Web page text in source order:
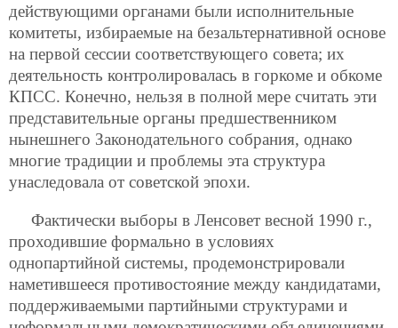
действующими органами были исполнительные
комитеты, избираемые на безальтернативной основе
на первой сессии соответствующего совета; их
деятельность контролировалась в горкоме и обкоме
КПСС. Конечно, нельзя в полной мере считать эти
представительные органы предшественником
нынешнего Законодательного собрания, однако
многие традиции и проблемы эта структура
унаследовала от советской эпохи.
Фактически выборы в Ленсовет весной 1990 г.,
проходившие формально в условиях
однопартийной системы, продемонстрировали
наметившееся противостояние между кандидатами,
поддерживаемыми партийными структурами и